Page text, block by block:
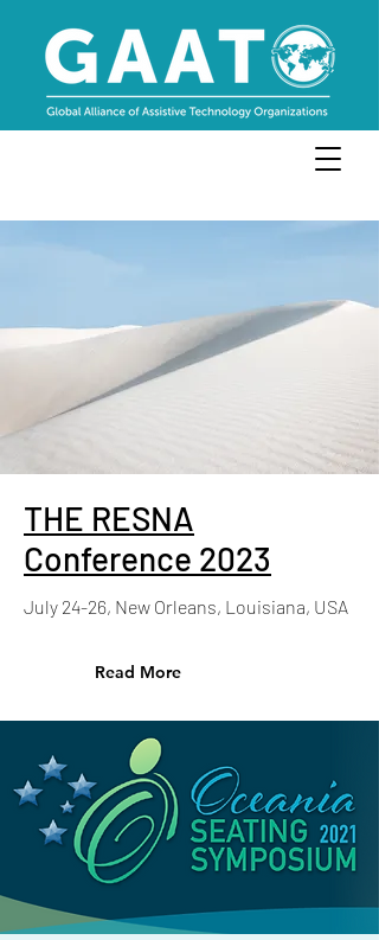
THE RESNA
Conference 2023
July 24-26, New Orleans, Louisiana, USA
Read More